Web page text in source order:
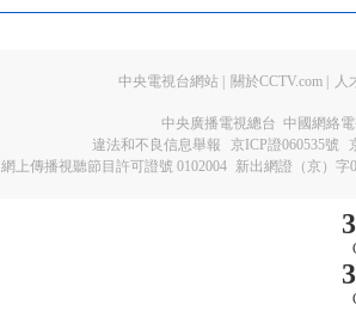
中央電視台網站 關於CCTV.com 人
中央廣播電視總台 中國網絡
違法和不良信息舉報
京ICP證060535號
網上傳播視聽節目許可證號 0102004 新出網證（京）